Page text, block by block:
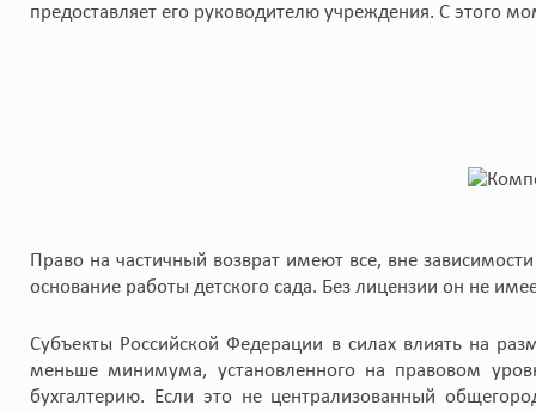
предоставляет его руководителю учреждения. С этого
Право на частичный возврат имеют все, вне
основание работы детского сада. Без лицензии он не
Субъекты Российской Федерации в силах влиять на
меньше минимума, установленного на правовом
бухгалтерию. Если это не централизованный